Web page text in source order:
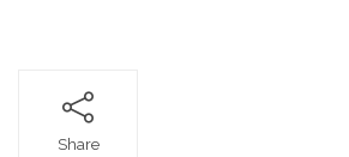
Share